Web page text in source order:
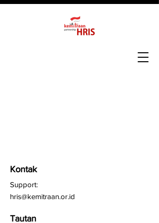
Kontak
Support:
hris@kemitraan.or.id
Tautan